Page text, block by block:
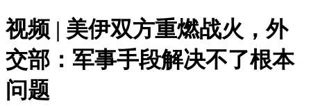
视频 | 美伊双方重燃战火，外
交部：军事手段解决不了根本
问题